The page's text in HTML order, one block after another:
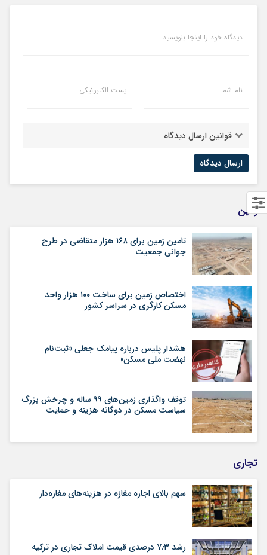
دیدگاه خود را اینجا بنویسید
نام شما پست الکترونیکی
قوانین ارسال دیدگاه
زمین
تامین زمین برای ۱۶۸ هزار متقاضی در طرح
جوانی جمعیت
اختصاص زمین برای ساخت ۱۰۰ هزار واحد
مسکن کارگری در سراسر کشور
هشدار پلیس درباره پیامک جعلی «ثبت‌نام
نهضت ملی مسکن»
توقف واگذاری زمین‌های ۹۹ ساله و چرخش بزرگ
سیاست مسکن در دوگانه هزینه و حمایت
تجاری
سهم بالای اجاره‌‌ مغازه در هزینه‌‌های مغازه‌‌دار
رشد ۷٫۳ درصدی قیمت‌ املاک تجاری در ترکیه